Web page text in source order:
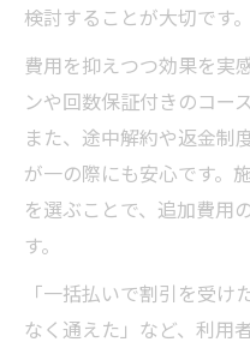
検討することが大切です。
費用を抑えつつ効果を実
ンや回数保証付きのコー
また、途中解約や返金制
が一の際にも安心です。
を選ぶことで、追加費用
す。
「一括払いで割引を受
なく通えた」など、利用